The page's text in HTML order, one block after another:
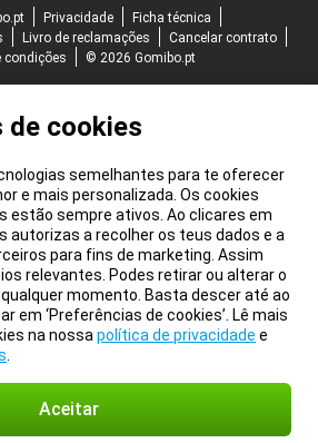
Privacidade
Ficha técnica
Livro de reclamações
Cancelar contrato
condições
© 2026 Gomibo.pt
de cookies
semelhantes para te oferecer
e mais personalizada. Os cookies
estão sempre ativos. Ao clicares em
autorizas a recolher os teus dados e a
para fins de marketing. Assim
relevantes. Podes retirar ou alterar o
momento. Basta descer até ao
em ‘Preferências de cookies’. Lê mais
na nossa política de privacidade e
Aceitar